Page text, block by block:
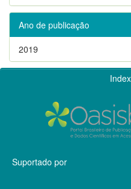
Ano de publicação
2019
Suportado por